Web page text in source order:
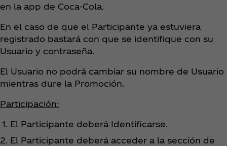
en la app de Coca‑Cola.
En el caso de que el Participante ya estuviera
registrado bastará con que se identifique con su
Usuario y contraseña.
El Usuario no podrá cambiar su nombre de Usuario
mientras dure la Promoción.
Participación:
El Participante deberá Identificarse.
El Participante deberá acceder a la sección de